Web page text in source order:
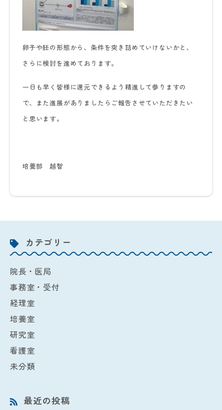
卵子や胚の形態から、条件を突き詰めていけないかと、
さらに検討を進めております。
一日も早く皆様に還元できるよう精進して参りますの
で、また進展がありましたらご報告させていただきたい
と思います。
培養部 越智
カテゴリー
院長・医局
事務室・受付
経理室
培養室
研究室
看護室
未分類
最近の投稿